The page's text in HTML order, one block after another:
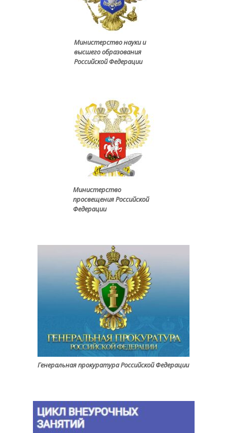
Министерство науки и
высшего образования
Российской Федерации
Министерство
просвещения Российской
Федерации
Генеральная прокуратура Российской Федерации